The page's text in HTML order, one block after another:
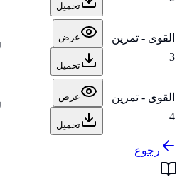
تحميل
القوى - تمرين
3
عرض
تحميل
القوى - تمرين
4
عرض
تحميل
رجوع